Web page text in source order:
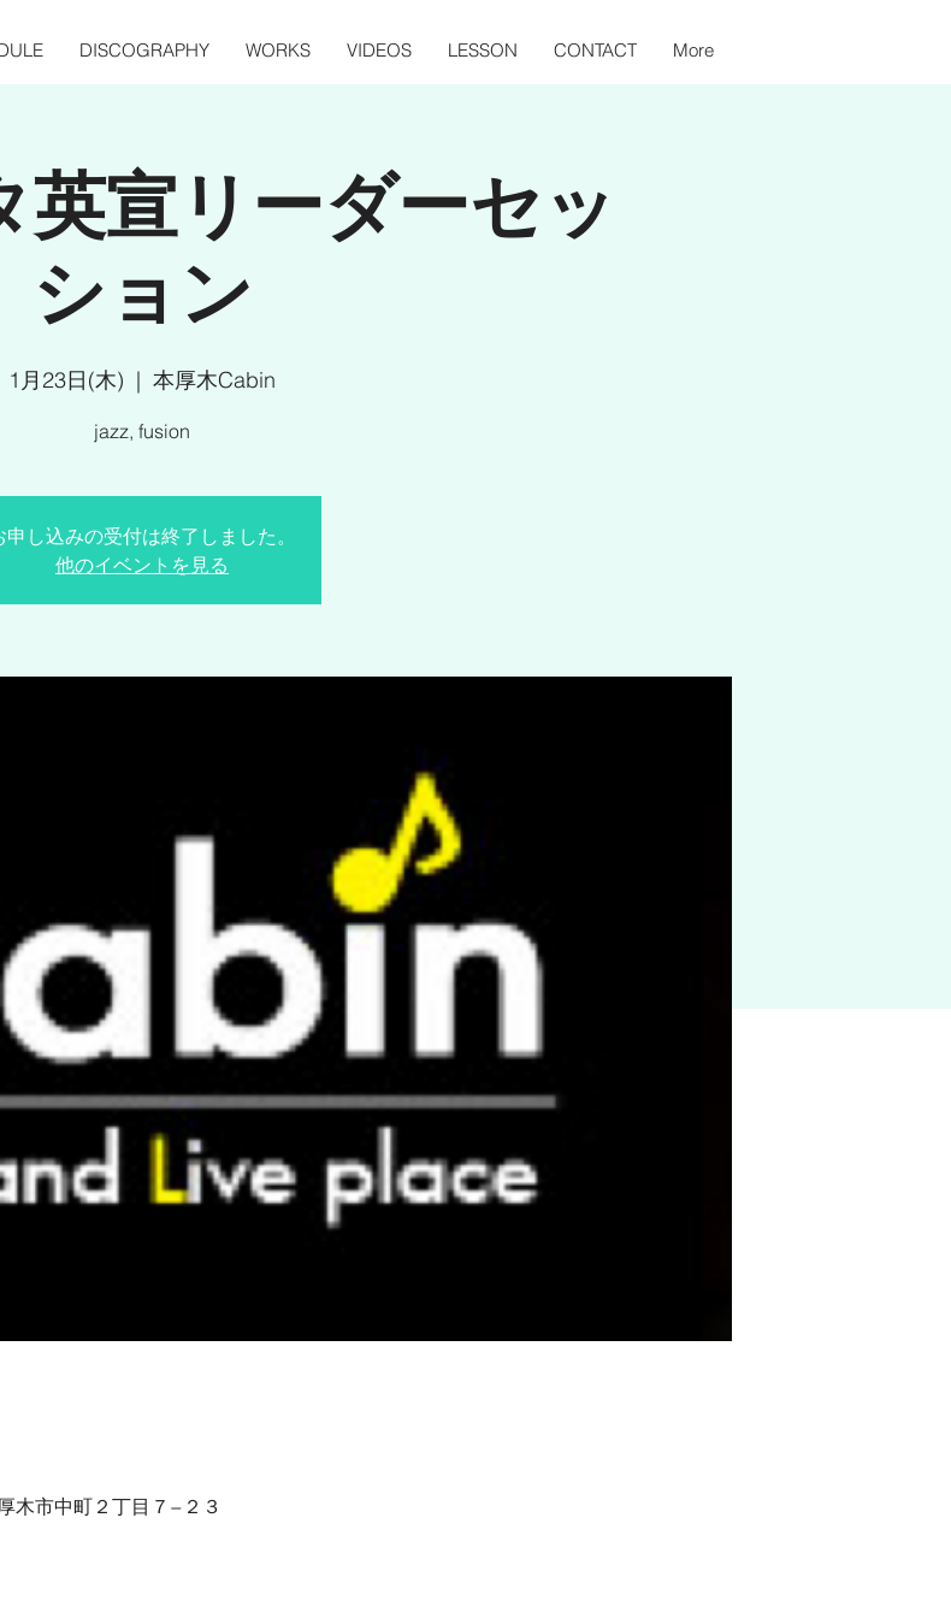
DISCOGRAPHY WORKS VIDEOS LESSON CONTACT More
英宣リーダーセッ
ション
1月23日(木)
  |
本厚木Cabin
jazz, fusion
申し込みの受付は終了しました。
他のイベントを見る
木市中町２丁目７−２３